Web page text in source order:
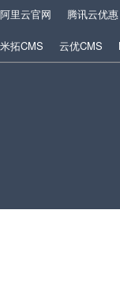
阿里云官网
腾讯云优惠
米拓CMS 云优CMS